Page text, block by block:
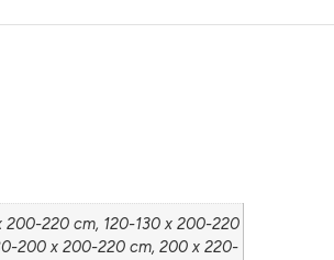
220 cm, 120-130 x 200-220
200 x 200-220 cm, 200 x 220-